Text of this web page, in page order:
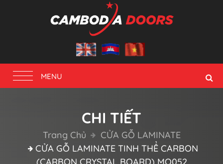
Toggle
navigation
MENU
CHI TIẾT
Trang Chủ
CỬA GỖ LAMINATE
CỬA GỖ LAMINATE TINH THỂ CARBON
(CARBON CRYSTAL BOARD) MQ052